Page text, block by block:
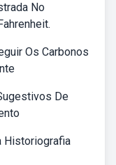
No
Os Carbonos
De
Historiografia